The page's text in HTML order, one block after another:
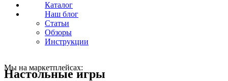
Каталог
Наш блог
Статьи
Обзоры
Инструкции
Мы на маркетплейсах:
Настольные игры